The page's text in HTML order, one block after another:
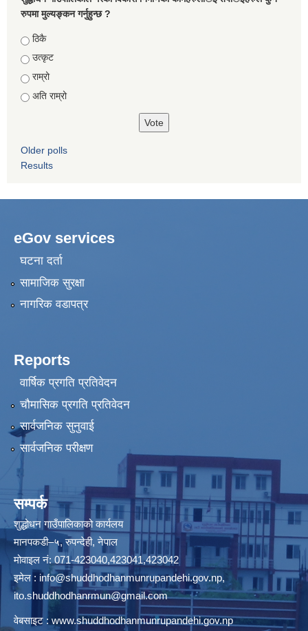
रुपमा मुल्यङ्कन गर्नुहुन्छ ?
Choices
ठिकै
उत्कृट
राम्रो
अति राम्रो
Older polls
Results
eGov services
घटना दर्ता
सामाजिक सुरक्षा
नागरिक वडापत्र
Reports
वार्षिक प्रगति प्रतिवेदन
चौमासिक प्रगति प्रतिवेदन
सार्वजनिक सुनुवाई
सार्वजनिक परीक्षण
सम्पर्क
शुद्धोधन गाउँपालिकाको कार्यलय
मानपकडी–५, रुपन्देही, नेपाल
मोवाइल नं: 071-423040,423041,423042
इमेल : info@shuddhodhanmunrupandehi.gov.np,
ito.shuddhodhanrmun@gmail.com
वेबसाइट : www.shuddhodhanmunrupandehi.gov.np